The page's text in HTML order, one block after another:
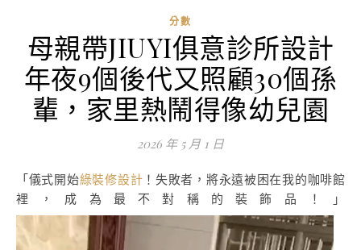
分數
母親帶JIUYI俱意診所設計
年夜9個後代又照顧30個孫
輩，家里熱鬧得像幼兒園
2026 年 5 月 1 日
「儀式開始綠裝修設計 ！失敗者，將永遠被困在我的咖啡館
裡，成為最不對稱的裝飾品！」